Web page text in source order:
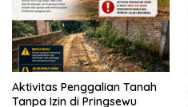
Aktivitas Penggalian Tanah
Tanpa Izin di Pringsewu